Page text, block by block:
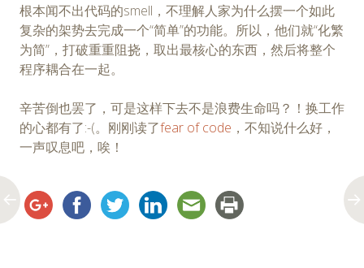
根本闻不出代码的smell，不理解人家为什么摆一个如此
复杂的架势去完成一个“简单”的功能。所以，他们就“化繁
为简”，打破重重阻挠，取出最核心的东西，然后将整个
程序耦合在一起。
辛苦倒也罢了，可是这样下去不是浪费生命吗？！换工作
的心都有了:-(。刚刚读了fear of code ，不知说什么好，
一声叹息吧，唉！